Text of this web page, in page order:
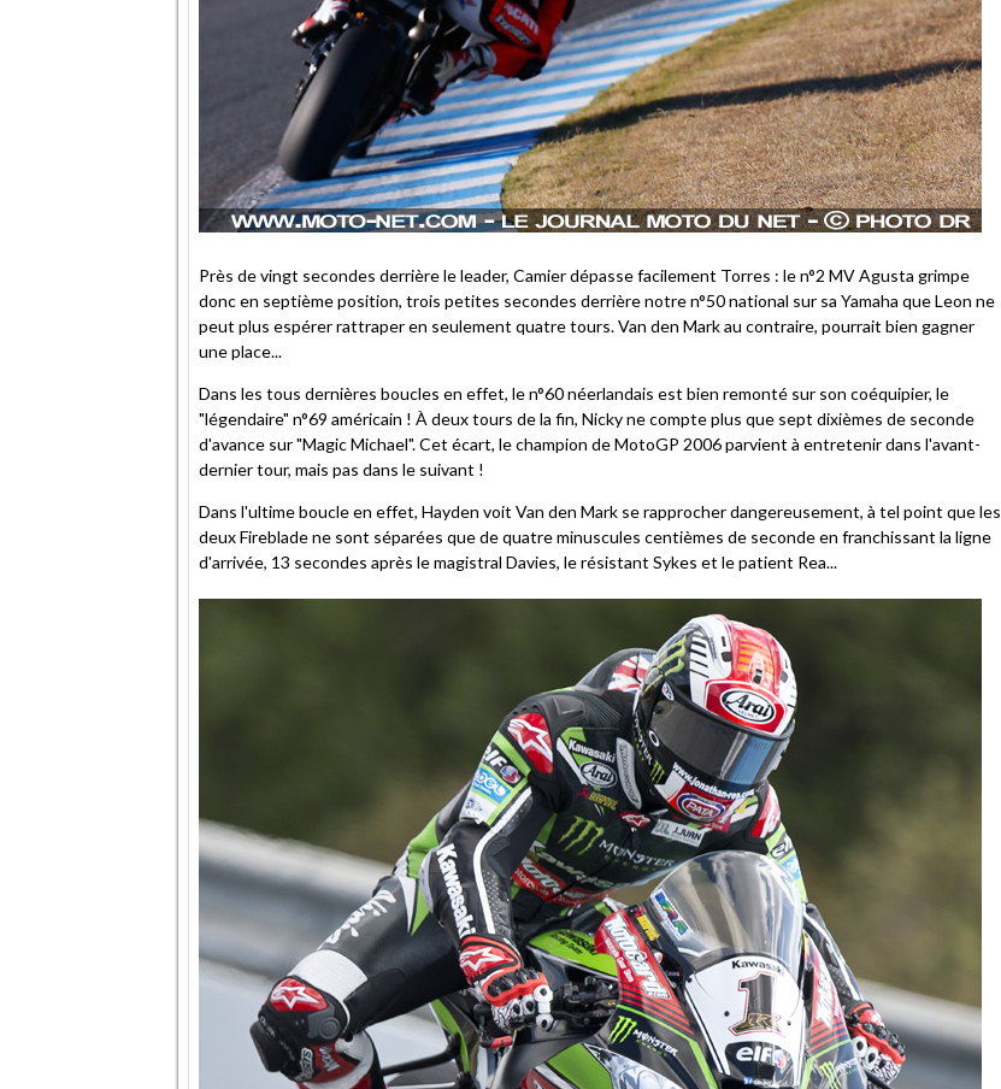
Près de vingt secondes derrière le leader, Camier dépasse facilement Torres : le n°2 MV Agusta grimpe
donc en septième position, trois petites secondes derrière notre n°50 national sur sa Yamaha que Leon ne
peut plus espérer rattraper en seulement quatre tours. Van den Mark au contraire, pourrait bien gagner
une place...
Dans les tous dernières boucles en effet, le n°60 néerlandais est bien remonté sur son coéquipier, le
"légendaire" n°69 américain ! À deux tours de la fin, Nicky ne compte plus que sept dixièmes de seconde
d'avance sur "Magic Michael". Cet écart, le champion de MotoGP 2006 parvient à entretenir dans l'avant-
dernier tour, mais pas dans le suivant !
Dans l'ultime boucle en effet, Hayden voit Van den Mark se rapprocher dangereusement, à tel point que les
deux Fireblade ne sont séparées que de quatre minuscules centièmes de seconde en franchissant la ligne
d'arrivée, 13 secondes après le magistral Davies, le résistant Sykes et le patient Rea...